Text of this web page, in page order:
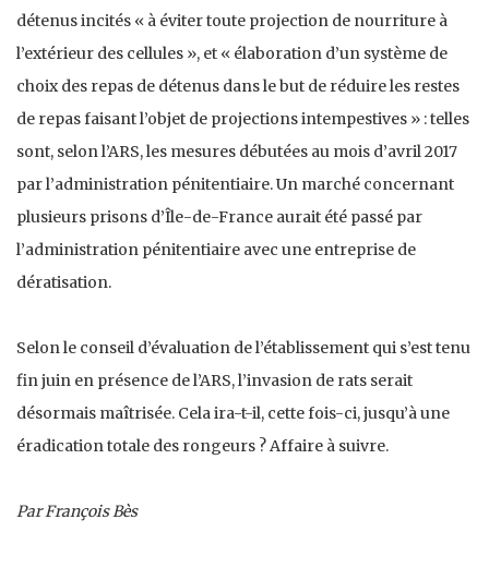
détenus incités « à éviter toute projection de nourriture à
l’extérieur des cellules », et « élaboration d’un système de
choix des repas de détenus dans le but de réduire les restes
de repas faisant l’objet de projections intempestives » : telles
sont, selon l’ARS, les mesures débutées au mois d’avril 2017
par l’administration pénitentiaire. Un marché concernant
plusieurs prisons d’Île-de-France aurait été passé par
l’administration pénitentiaire avec une entreprise de
dératisation.
Selon le conseil d’évaluation de l’établissement qui s’est tenu
fin juin en présence de l’ARS, l’invasion de rats serait
désormais maîtrisée. Cela ira-t-il, cette fois-ci, jusqu’à une
éradication totale des rongeurs ? Affaire à suivre.
Par François Bès